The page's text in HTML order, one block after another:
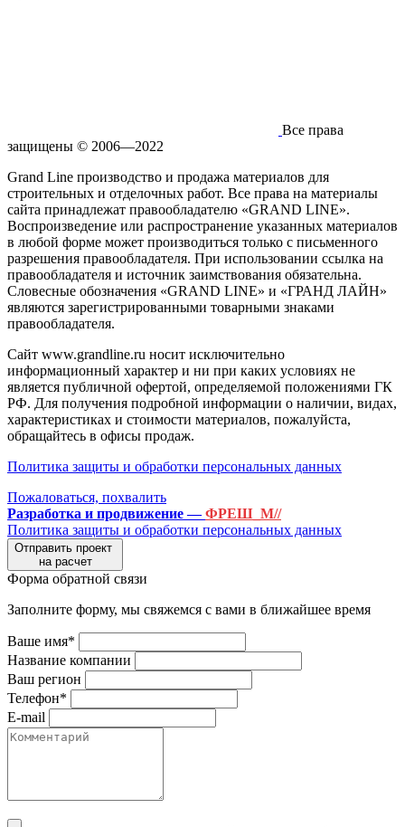
Все права
защищены © 2006—2022
Grand Line производство и продажа материалов для
строительных и отделочных работ. Все права на материалы
сайта принадлежат правообладателю «GRAND LINE».
Воспроизведение или распространение указанных материалов
в любой форме может производиться только с письменного
разрешения правообладателя. При использовании ссылка на
правообладателя и источник заимствования обязательна.
Словесные обозначения «GRAND LINE» и «ГРАНД ЛАЙН»
являются зарегистрированными товарными знаками
правообладателя.
Сайт www.grandline.ru носит исключительно
информационный характер и ни при каких условиях не
является публичной офертой, определяемой положениями ГК
РФ. Для получения подробной информации о наличии, видах,
характеристиках и стоимости материалов, пожалуйста,
обращайтесь в офисы продаж.
Политика защиты и обработки персональных данных
Пожаловаться, похвалить
Разработка и продвижение —ФРЕШ_М//
Политика защиты и обработки персональных данных
Отправить проект
на расчет
Форма обратной связи
Заполните форму, мы свяжемся с вами в ближайшее время
Ваше имя*
Название компании
Ваш регион
Телефон*
E-mail